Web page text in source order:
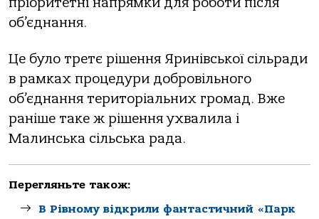
об’єднання.
Це було третє рішення Яринівської сільради
в рамках процедури добровільного
об’єднання територіальних громад. Вже
раніше таке ж рішення ухвалила і
Малинська сільська рада.
Перегляньте також:
В Рівному відкрили фантастичний «Парк